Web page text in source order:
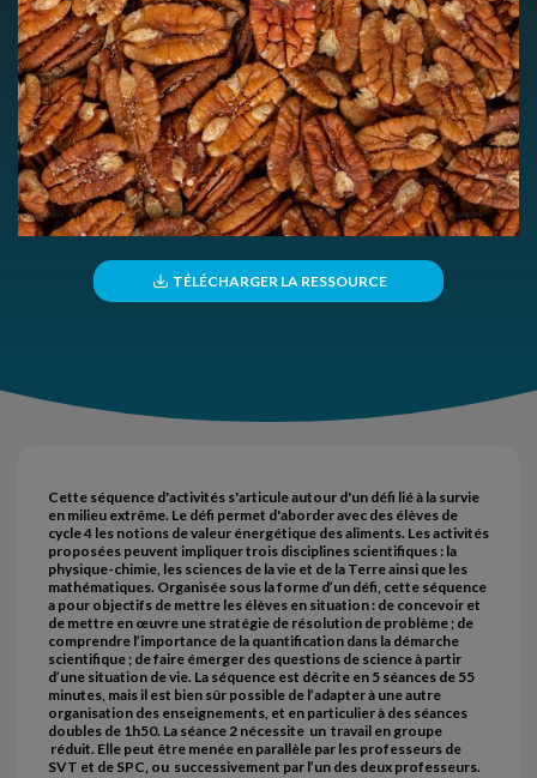
TÉLÉCHARGER LA RESSOURCE
Cette séquence d'activités s'articule autour d'un défi lié à la survie
en milieu extrême. Le défi permet d'aborder avec des élèves de
cycle 4 les notions de valeur énergétique des aliments. Les activités
proposées peuvent impliquer trois disciplines scientifiques : la
physique-chimie, les sciences de la vie et de la Terre ainsi que les
mathématiques. Organisée sous la forme d’un défi, cette séquence
a pour objectifs de mettre les élèves en situation : de concevoir et
de mettre en œuvre une stratégie de résolution de problème ; de
comprendre l’importance de la quantification dans la démarche
scientifique ; de faire émerger des questions de science à partir
d’une situation de vie. La séquence est décrite en 5 séances de 55
minutes, mais il est bien sûr possible de l’adapter à une autre
organisation des enseignements, et en particulier à des séances
doubles de 1h50. La séance 2 nécessite un travail en groupe
réduit. Elle peut être menée en parallèle par les professeurs de
SVT et de SPC, ou successivement par l’un des deux professeurs.
LIEN VERS LE QUESTIONNAIRE